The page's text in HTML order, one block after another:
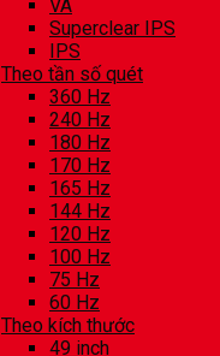
VA
Superclear IPS
IPS
Theo tần số quét
360 Hz
240 Hz
180 Hz
170 Hz
165 Hz
144 Hz
120 Hz
100 Hz
75 Hz
60 Hz
Theo kích thước
49 inch